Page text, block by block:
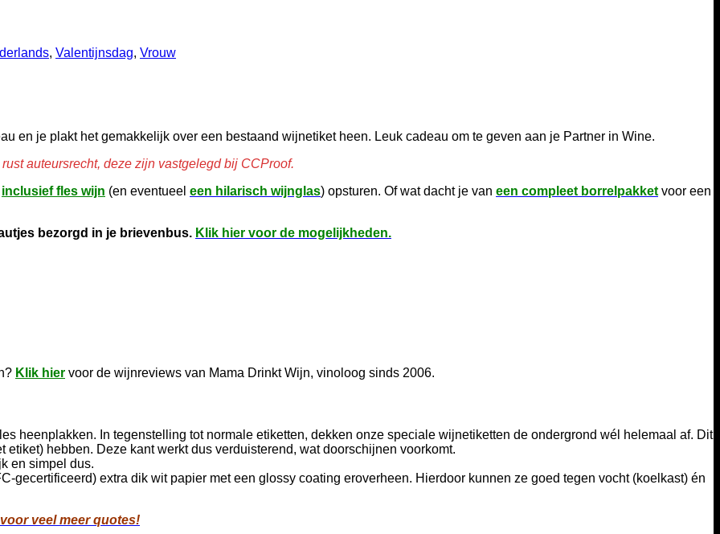
, Valentijnsdag, Vrouw
en je plakt het gemakkelijk over een bestaand wijnetiket heen. Leuk cadeau om te geven aan je Partner in Wine.
auteursrecht, deze zijn vastgelegd bij CCProof.
inclusief fles wijn (en eventueel een hilarisch wijnglas) opsturen. Of wat dacht je van een compleet borrelpakket voor een
bezorgd in je brievenbus. Klik hier voor de mogelijkheden.
Klik hier voor de wijnreviews van Mama Drinkt Wijn, vinoloog sinds 2006.
heenplakken. In tegenstelling tot normale etiketten, dekken onze speciale wijnetiketten de ondergrond wél helemaal af. Dit
hebben. Deze kant werkt dus verduisterend, wat doorschijnen voorkomt.
en simpel dus.
gecertificeerd) extra dik wit papier met een glossy coating eroverheen. Hierdoor kunnen ze goed tegen vocht (koelkast) én
veel meer quotes!